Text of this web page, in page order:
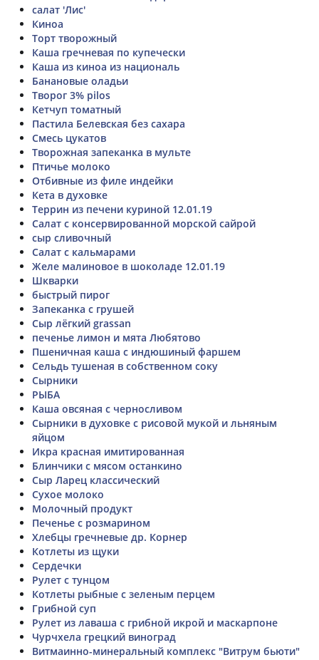
салат 'Лис'
Киноа
Торт творожный
Каша гречневая по купечески
Каша из киноа из националь
Банановые оладьи
Творог 3% pilos
Кетчуп томатный
Пастила Белевская без сахара
Смесь цукатов
Творожная запеканка в мульте
Птичье молоко
Отбивные из филе индейки
Кета в духовке
Террин из печени куриной 12.01.19
Салат с консервированной морской сайрой
сыр сливочный
Салат с кальмарами
Желе малиновое в шоколаде 12.01.19
Шкварки
быстрый пирог
Запеканка с грушей
Сыр лёгкий grassan
печенье лимон и мята Любятово
Пшеничная каша с индюшиный фаршем
Сельдь тушеная в собственном соку
Сырники
РЫБА
Каша овсяная с черносливом
Сырники в духовке с рисовой мукой и льняным
яйцом
Икра красная имитированная
Блинчики с мясом останкино
Сыр Ларец классический
Сухое молоко
Молочный продукт
Печенье с розмарином
Хлебцы гречневые др. Корнер
Котлеты из щуки
Сердечки
Рулет с тунцом
Котлеты рыбные с зеленым перцем
Грибной суп
Рулет из лаваша с грибной икрой и маскарпоне
Чурчхела грецкий виноград
Витмаинно-минеральный комплекс "Витрум бьюти"